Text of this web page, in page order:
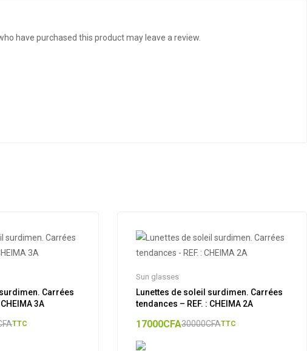
have purchased this product may leave a review.
Carrées
: CHEIMA 3A
TTC
Sun glasses
Lunettes de soleil surdimen. Carrées
tendances – REF. : CHEIMA 2A
30000CFA
17000CFA TTC